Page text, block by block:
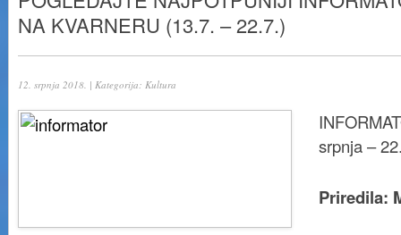
NA KVARNERU (13.7. – 22.7.)
12. srpnja 2018. | Kategorija: Kultura
srpnja –
Priredila: